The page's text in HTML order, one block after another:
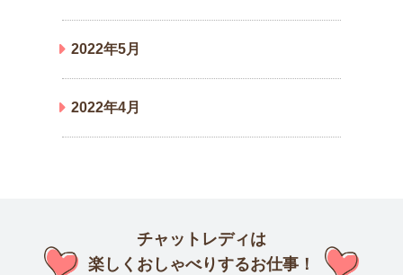
2022年5月
2022年4月
チャットレディは
楽しくおしゃべりするお仕事！